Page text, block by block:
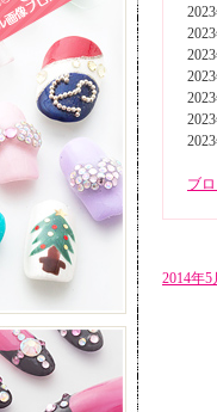
ブ
2014年